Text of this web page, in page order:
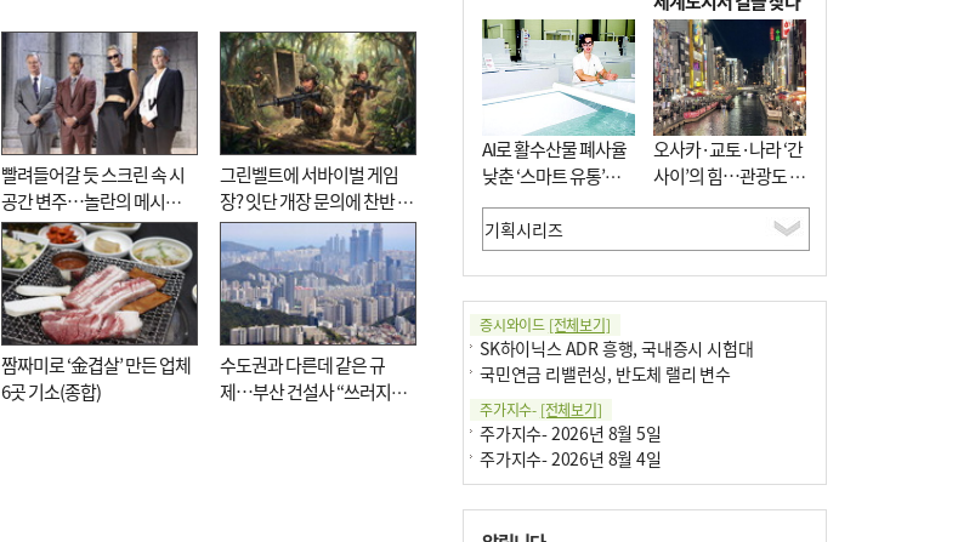
빨려들어갈 듯 스크린 속 시
공간 변주…놀란의 메시지
는 ‘전쟁 속죄’
그린벨트에 서바이벌 게임
장? 잇단 개장 문의에 찬반 논
쟁
짬짜미로 ‘金겹살’ 만든 업체
6곳 기소(종합)
수도권과 다른데 같은 규
제…부산 건설사 “쓰러지기
AI로 활수산물 폐사율
낮춘 ‘스마트 유통’…
사막·산악지대 수출
도전
오사카·교토·나라 ‘간
사이’의 힘…관광도 뭉
쳐야 흥한다
증시와이드 [전체보기]
SK하이닉스 ADR 흥행, 국내증시 시험대
국민연금 리밸런싱, 반도체 랠리 변수
주가지수- [전체보기]
주가지수- 2026년 8월 5일
주가지수- 2026년 8월 4일